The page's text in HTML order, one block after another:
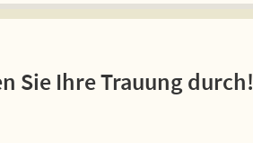
Sie Ihre Trauung durch!